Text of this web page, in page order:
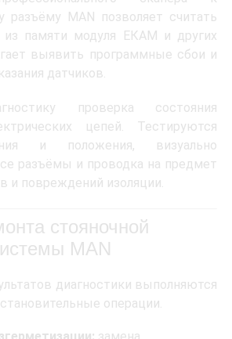
разъёму MAN позволяет считать
памяти модуля ЕКАМ и других
выявить программные сбои и
датчиков.
проверка состояния
цепей. Тестируются
и положения, визуально
разъёмы и проводка на предмет
и повреждений изоляции.
стояночной
MAN
диагностики выполняются
операции.